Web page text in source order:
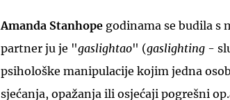
Amanda Stanhope godinama se budila s
partner ju je "gaslightao" (gaslighting -
psihološke manipulacije kojim jedna
sjećanja, opažanja ili osjećaji pogrešni